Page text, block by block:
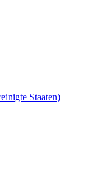
Staaten)